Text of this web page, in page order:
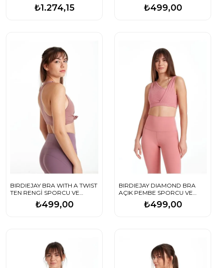
SPORCU VE YOGA SÜTYENİ
₺1.274,15 YOGA SÜTYENİ₺499,00
BIRDIEJAY BRA WITH A TWIST
TEN RENGİ SPORCU VE
YOGA SÜTYENİ₺499,00
BIRDIEJAY DIAMOND BRA
AÇIK PEMBE SPORCU VE
YOGA SÜTYENİ₺499,00